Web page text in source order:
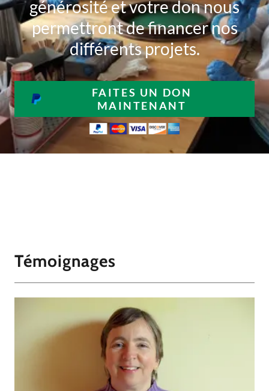
générosité et votre don nous
permettront de financer nos
différents projets.
FAITES UN DON
MAINTENANT
Témoignages